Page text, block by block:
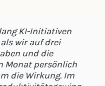
KI-Initiativen
wir auf drei
und die
Monat persönlich
die Wirkung. Im